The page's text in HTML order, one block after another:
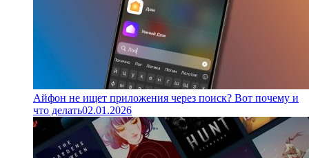
Айфон не ищет приложения через поиск? Вот почему и
что делать02.01.2026